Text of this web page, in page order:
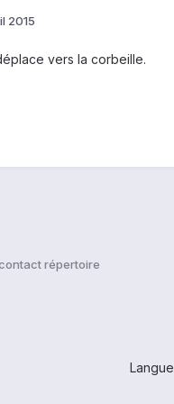
2015
vers la corbeille.
répertoire
Langue